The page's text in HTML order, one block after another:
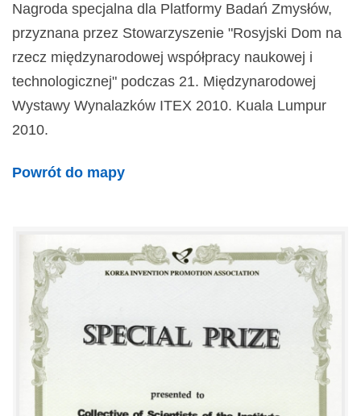
Nagroda specjalna dla Platformy Badań Zmysłów,
przyznana przez Stowarzyszenie "Rosyjski Dom na
rzecz międzynarodowej współpracy naukowej i
technologicznej" podczas 21. Międzynarodowej
Wystawy Wynalazków ITEX 2010. Kuala Lumpur
2010.
Powrót do mapy